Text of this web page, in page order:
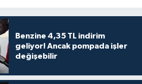
Benzine 4,35 TL indirim
geliyor! Ancak pompada işler
değişebilir